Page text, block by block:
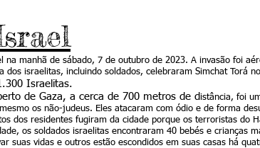
na manhã de sábado, 7 de outubro de 2023. A invasão foi
dos israelitas, incluindo soldados, celebraram Simchat Torá
Israelitas.
de Gaza, a cerca de 700 metros de distância, foi
os não-judeus. Eles atacaram com ódio e de forma
dos residentes fugiram da cidade porque os terroristas do
os soldados israelitas encontraram 40 bebés e crianças
suas vidas e outros estão escondidos em suas casas há